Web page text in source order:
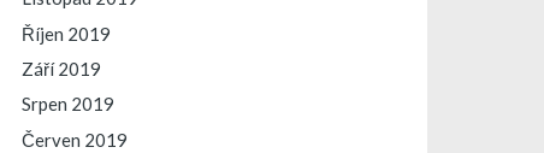
Říjen 2019
Září 2019
Srpen 2019
Červen 2019